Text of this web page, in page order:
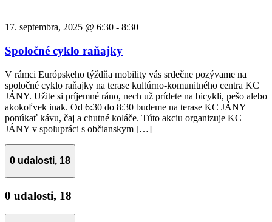
17. septembra, 2025 @ 6:30 - 8:30
Spoločné cyklo raňajky
V rámci Európskeho týždňa mobility vás srdečne pozývame na
spoločné cyklo raňajky na terase kultúrno-komunitného centra KC
JÁNY. Užite si príjemné ráno, nech už prídete na bicykli, pešo alebo
akokoľvek inak. Od 6:30 do 8:30 budeme na terase KC JÁNY
ponúkať kávu, čaj a chutné koláče. Túto akciu organizuje KC
JÁNY v spolupráci s občianskym […]
0 udalosti, 18
0 udalosti, 18